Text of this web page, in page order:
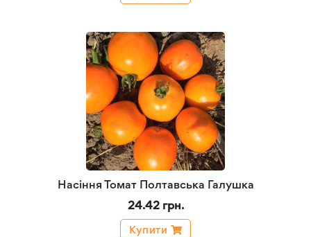
Насіння Томат Полтавська Галушка
24.42 грн.
Купити